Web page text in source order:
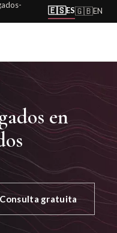
🇪🇸ES🇬🇧EN
en
Consulta gratuita